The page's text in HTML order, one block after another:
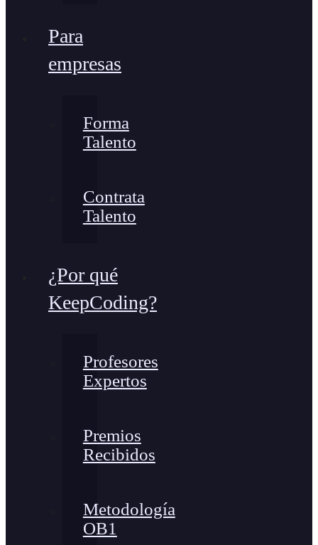
Para
empresas
Forma
Talento
Contrata
Talento
¿Por qué
KeepCoding?
Profesores
Expertos
Premios
Recibidos
Metodología
OB1